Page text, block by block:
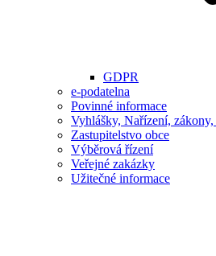
GDPR
e-podatelna
Povinné informace
Vyhlášky, Nařízení, zákony,
Zastupitelstvo obce
Výběrová řízení
Veřejné zakázky
Užitečné informace